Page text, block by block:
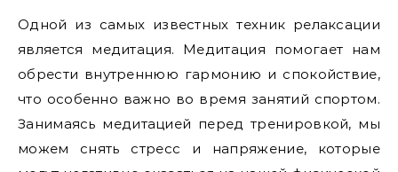
Одной из самых известных техник релаксации
является медитация. Медитация помогает нам
обрести внутреннюю гармонию и спокойствие,
что особенно важно во время занятий спортом.
Занимаясь медитацией перед тренировкой, мы
можем снять стресс и напряжение, которые